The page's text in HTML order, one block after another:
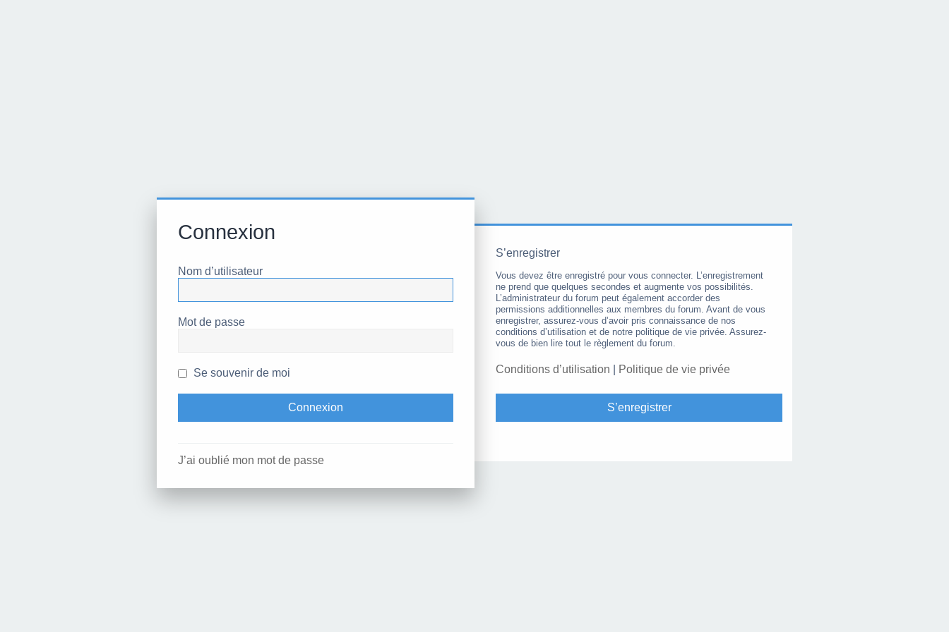
Connexion
Nom d’utilisateur
Mot de passe
Se souvenir de moi
J’ai oublié mon mot de passe
S’enregistrer
Vous devez être enregistré pour vous connecter. L’enregistrement
ne prend que quelques secondes et augmente vos possibilités.
L’administrateur du forum peut également accorder des
permissions additionnelles aux membres du forum. Avant de vous
enregistrer, assurez-vous d’avoir pris connaissance de nos
conditions d’utilisation et de notre politique de vie privée. Assurez-
vous de bien lire tout le règlement du forum.
Conditions d’utilisation Politique de vie privée
S’enregistrer